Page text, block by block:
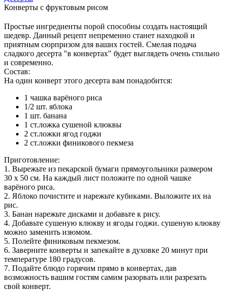
Конверты с фруктовым рисом
Простые ингредиенты порой способны создать настоящий
шедевр. Данный рецепт непременно станет находкой и
приятным сюрпризом для ваших гостей. Смелая подача
сладкого десерта "в конвертах" будет выглядеть очень стильно
и современно.
Состав:
На один конверт этого десерта вам понадобится:
1 чашка варёного риса
1/2 шт. яблока
1 шт. банана
1 ст.ложка сушеной клюквы
2 ст.ложки ягод годжи
2 ст.ложки финикового пекмеза
Приготовление:
1. Вырежьте из пекарской бумаги прямоугольники размером
30 х 50 см. На каждый лист положите по одной чашке
варёного риса.
2. Яблоко почистите и нарежьте кубиками. Выложите их на
рис.
3. Банан нарежьте дисками и добавьте к рису.
4. Добавьте сушеную клюкву и ягоды годжи. сушеную клюкву
можно заменить изюмом.
5. Полейте финиковым пекмезом.
6. Заверните конверты и запекайте в духовке 20 минут при
температуре 180 градусов.
7. Подайте блюдо горячим прямо в конвертах, дав
возможность вашим гостям самим разорвать или разрезать
свой конверт.